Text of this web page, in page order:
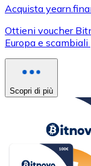
Acquista
Ottieni voucher
Europa e scambiali
Scopri di più